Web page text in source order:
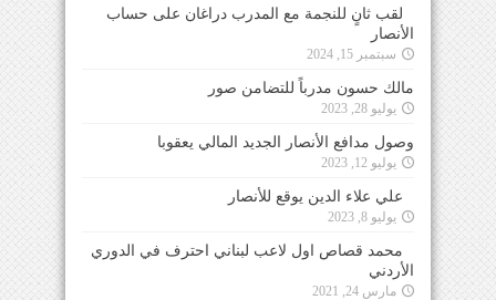
لقب ثانٍ للنجمة مع المدرب دراغان على حساب
الأنصار
سبتمبر 15, 2024
مالك حسون مدرباً للتضامن صور
يوليو 28, 2023
وصول مدافع الأنصار الجديد المالي يعقوبا
يوليو 12, 2023
علي علاء الدين يوقع للأنصار
يوليو 8, 2023
محمد قصاص اول لاعب لبناني احترف في الدوري
الأردني
مارس 24, 2021